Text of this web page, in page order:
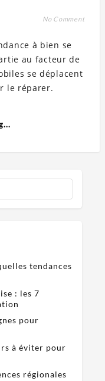
No Comment
à bien se
au facteur de
se déplacent
le réparer.
tendances
: les 7
pour
à éviter pour
régionales